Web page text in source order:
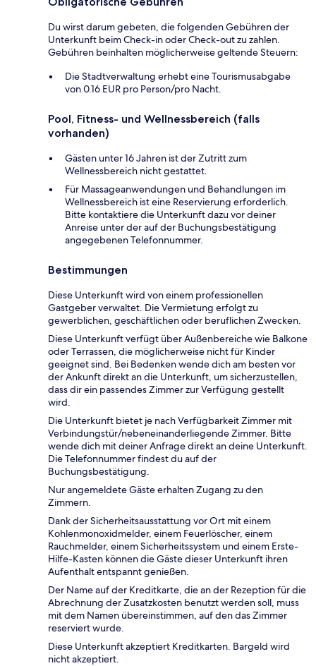
Du wirst darum gebeten, die folgenden Gebühren der
Unterkunft beim Check-in oder Check-out zu zahlen.
Gebühren beinhalten möglicherweise geltende Steuern:
Die Stadtverwaltung erhebt eine Tourismusabgabe
von 0.16 EUR pro Person/pro Nacht.
Pool, Fitness- und Wellnessbereich (falls
vorhanden)
Gästen unter 16 Jahren ist der Zutritt zum
Wellnessbereich nicht gestattet.
Für Massageanwendungen und Behandlungen im
Wellnessbereich ist eine Reservierung erforderlich.
Bitte kontaktiere die Unterkunft dazu vor deiner
Anreise unter der auf der Buchungsbestätigung
angegebenen Telefonnummer.
Bestimmungen
Diese Unterkunft wird von einem professionellen
Gastgeber verwaltet. Die Vermietung erfolgt zu
gewerblichen, geschäftlichen oder beruflichen Zwecken.
Diese Unterkunft verfügt über Außenbereiche wie Balkone
oder Terrassen, die möglicherweise nicht für Kinder
geeignet sind. Bei Bedenken wende dich am besten vor
der Ankunft direkt an die Unterkunft, um sicherzustellen,
dass dir ein passendes Zimmer zur Verfügung gestellt
wird.
Die Unterkunft bietet je nach Verfügbarkeit Zimmer mit
Verbindungstür/nebeneinanderliegende Zimmer. Bitte
wende dich mit deiner Anfrage direkt an deine Unterkunft.
Die Telefonnummer findest du auf der
Buchungsbestätigung.
Nur angemeldete Gäste erhalten Zugang zu den
Zimmern.
Dank der Sicherheitsausstattung vor Ort mit einem
Kohlenmonoxidmelder, einem Feuerlöscher, einem
Rauchmelder, einem Sicherheitssystem und einem Erste-
Hilfe-Kasten können die Gäste dieser Unterkunft ihren
Aufenthalt entspannt genießen.
Der Name auf der Kreditkarte, die an der Rezeption für die
Abrechnung der Zusatzkosten benutzt werden soll, muss
mit dem Namen übereinstimmen, auf den das Zimmer
reserviert wurde.
Diese Unterkunft akzeptiert Kreditkarten. Bargeld wird
nicht akzeptiert.